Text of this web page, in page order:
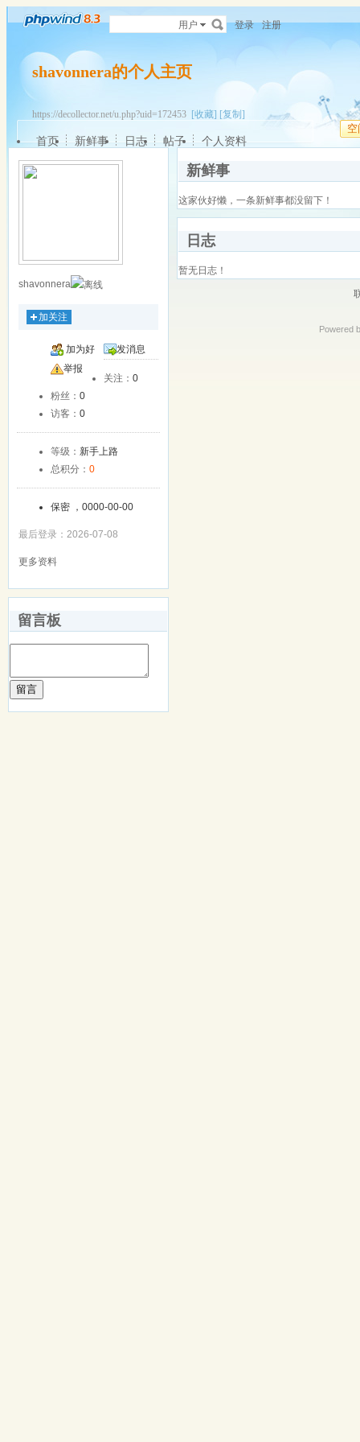
用户 登录 注册
shavonnera的个人主页
https://decollector.net/u.php?uid=172453 [收藏] [复制]
空
首页 新鲜事 日志 帖子 个人资料
shavonnera
加关注
加为好
友
发消息
举报
关注： 0
粉丝： 0
访客： 0
等级： 新手上路
总积分： 0
保密 ，0000-00-00
最后登录：2026-07-08
更多资料
留言板
留言
新鲜事
这家伙好懒，一条新鲜事都没留下！
日志
暂无日志！
Powered